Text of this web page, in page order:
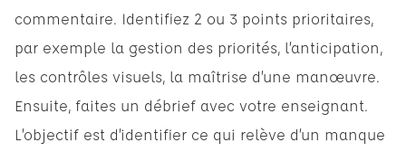
commentaire. Identifiez 2 ou 3 points prioritaires,
par exemple la gestion des priorités, l’anticipation,
les contrôles visuels, la maîtrise d’une manœuvre.
Ensuite, faites un débrief avec votre enseignant.
L’objectif est d’identifier ce qui relève d’un manque